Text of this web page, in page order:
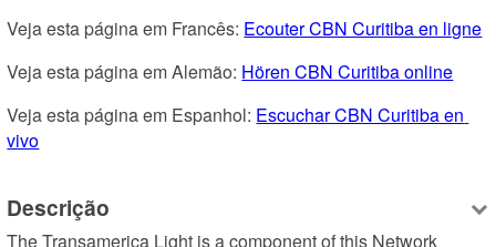
Veja esta página em Francês: Ecouter CBN Curitiba en ligne
Veja esta página em Alemão: Hören CBN Curitiba online
Veja esta página em Espanhol: Escuchar CBN Curitiba en
vivo
Descrição
The Transamerica Light is a component of this Network